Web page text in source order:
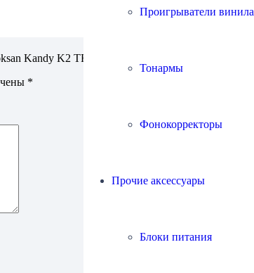
Проигрыватели винила
Тонармы
Фонокорректоры
Прочие аксессуары
Блоки питания
Kandy K2 TR5”
*